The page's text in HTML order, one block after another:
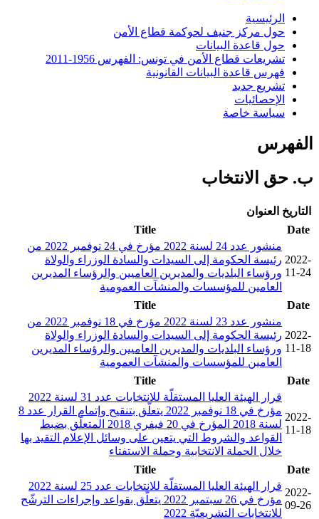
الرئيسية
حول مركز جنيف لحوكمة قطاع الأمن
حول قاعدة البيانات
تشريعات قطاع الأمن في تونس: الفهرس 1956-2011
فهرس قاعدة البيانات القانونية
تشريع جديد
الإحصائيات
سياسة خاصة
الفهرس
ب. حق الانتخاب
التاريخ العنوان
Date
Title
2022-
11-24
منشور عدد 24 لسنة 2022 مؤرخ في 24 نوفمبر 2022 من
رئيسة الحكومة إلى السيدات والسادة الوزراء والولاة
ورؤساء البلديات والمديرين العاميين والرؤساء المديرين
العامين للمؤسسات والمنشآت العمومية
Date
Title
2022-
11-18
منشور عدد 23 لسنة 2022 مؤرخ في 18 نوفمبر 2022 من
رئيسة الحكومة إلى السيدات والسادة الوزراء والولاة
ورؤساء البلديات والمديرين العاميين والرؤساء المديرين
العامين للمؤسسات والمنشآت العمومية
Date
Title
2022-
11-18
قرار الهيئة العليا المستقلّة للانتخابات عدد 31 لسنة 2022
مؤرخ في 18 نوفمبر 2022 يتعلّق بتنقيح وإتمام القرار عدد 8
لسنة 2018 المؤرخ في 20 فيفري 2018 المتعلّق بضبط
القواعد والشروط التي يتعين على وسائل الإعلام التقيد بها
خلال الحملة الانتخابية وحملة الاستفتاء
Date
Title
2022-
09-26
قرار الهيئة العليا المستقلّة للانتخابات عدد 25 لسنة 2022
مؤرخ في 26 سبتمبر 2022 يتعلّق بقواعد وإجراءات الترشّح
للانتخابات التشريعيّة 2022